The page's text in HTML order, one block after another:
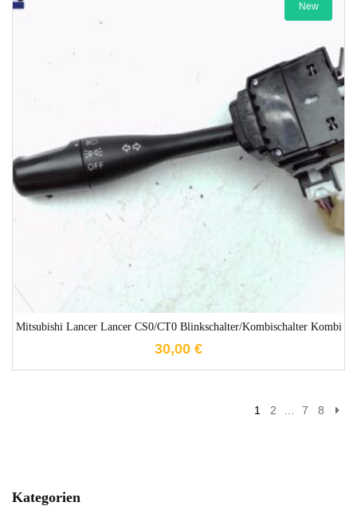
Kategorien
New
Mitsubishi Lancer Lancer CS0/CT0 Blinkschalter/Kombischalter Kombi
30,00 €
1-3 Werktage
1 2 7 8